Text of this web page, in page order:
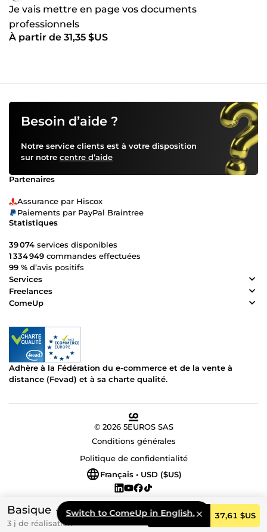
Basique
3 j de réalisation
Commander 37,61 $US
Je vais mettre en page vos documents
professionnels
À partir de 31,35 $US
Switch to ComeUp in English.
Besoin d’aide ?
Notre service clients est à votre disposition
sur notre centre d’aide
Partenaires
Assurance par Hiscox
Paiements par PayPal Braintree
Statistiques
39 074 services disponibles
1 334 949 commandes effectuées
99 % d’avis positifs
Services
Freelances
ComeUp
Adhère à la Fédération du e-commerce et de la vente à
distance (Fevad) et à sa charte qualité.
© 2026 5EUROS SAS
Conditions générales
Politique de confidentialité
Français • USD ($US)